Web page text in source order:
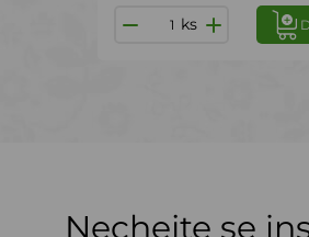
ks
Nechejte se